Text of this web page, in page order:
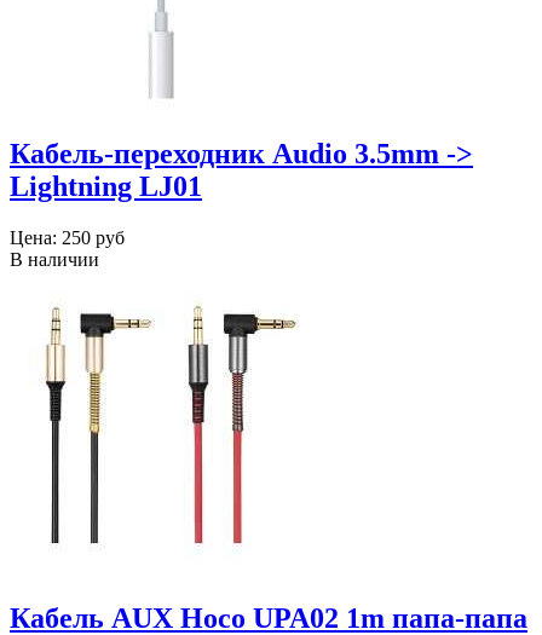
Кабель-переходник Audio 3.5mm ->
Lightning LJ01
Цена: 250 руб
В наличии
Кабель AUX Hoco UPA02 1m папа-папа